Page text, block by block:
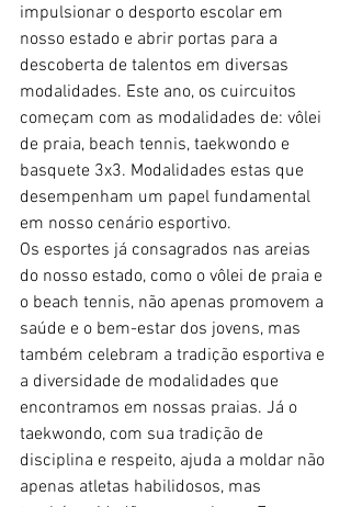
impulsionar o desporto escolar em
nosso estado e abrir portas para a
descoberta de talentos em diversas
modalidades. Este ano, os cuircuitos
começam com as modalidades de: vôlei
de praia, beach tennis, taekwondo e
basquete 3x3. Modalidades estas que
desempenham um papel fundamental
em nosso cenário esportivo.
Os esportes já consagrados nas areias
do nosso estado, como o vôlei de praia e
o beach tennis, não apenas promovem a
saúde e o bem-estar dos jovens, mas
também celebram a tradição esportiva e
a diversidade de modalidades que
encontramos em nossas praias. Já o
taekwondo, com sua tradição de
disciplina e respeito, ajuda a moldar não
apenas atletas habilidosos, mas